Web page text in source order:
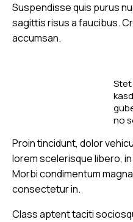
Suspendisse quis purus
sagittis risus a faucibus.
accumsan.
kasd
no
est
et
by
Proin tincidunt, dolor
lorem scelerisque libero,
Morbi condimentum
consectetur in.
Class aptent taciti